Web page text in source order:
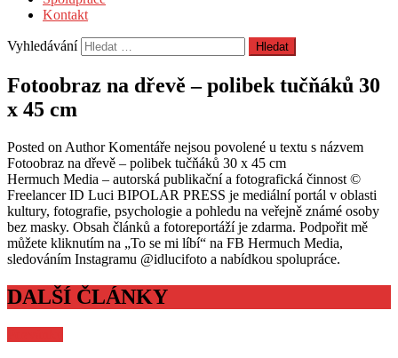
Kontakt
Vyhledávání
Fotoobraz na dřevě – polibek tučňáků 30
x 45 cm
Posted on Author Komentáře nejsou povolené u textu s názvem
Fotoobraz na dřevě – polibek tučňáků 30 x 45 cm
Hermuch Media – autorská publikační a fotografická činnost ©
Freelancer ID Luci BIPOLAR PRESS je mediální portál v oblasti
kultury, fotografie, psychologie a pohledu na veřejně známé osoby
bez masky. Obsah článků a fotoreportáží je zdarma. Podpořit mě
můžete kliknutím na „To se mi líbí“ na FB Hermuch Media,
sledováním Instagramu @idlucifoto a nabídkou spolupráce.
DALŠÍ ČLÁNKY